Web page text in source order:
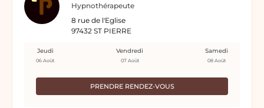
Hypnothérapeute
8 rue de l'Eglise
97432 ST PIERRE
PRENDRE RENDEZ-VOUS
Jeudi
06 Août
Vendredi
07 Août
Samedi
08 Août